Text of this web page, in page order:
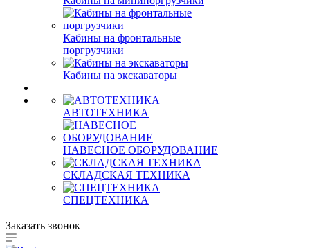
Кабины на фронтальные
поргрузчики
Кабины на экскаваторы
АВТОТЕХНИКА
НАВЕСНОЕ ОБОРУДОВАНИЕ
СКЛАДСКАЯ ТЕХНИКА
СПЕЦТЕХНИКА
Заказать звонок